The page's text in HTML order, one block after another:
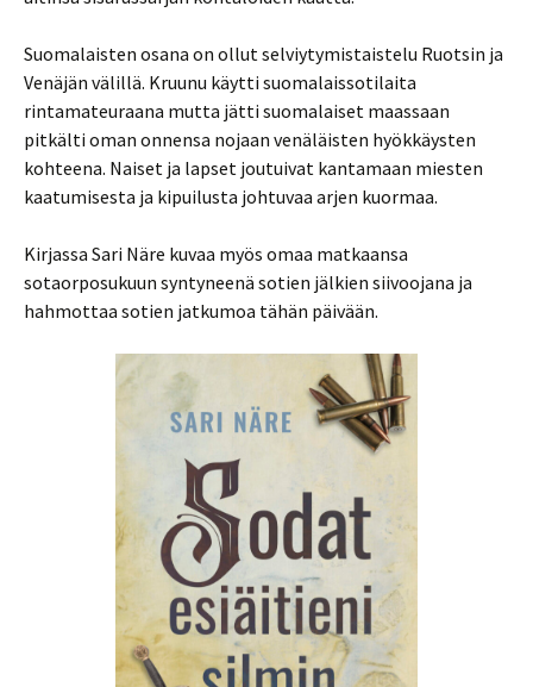
Suomalaisten osana on ollut selviytymistaistelu Ruotsin ja
Venäjän välillä. Kruunu käytti suomalaissotilaita
rintamateuraana mutta jätti suomalaiset maassaan
pitkälti oman onnensa nojaan venäläisten hyökkäysten
kohteena. Naiset ja lapset joutuivat kantamaan miesten
kaatumisesta ja kipuilusta johtuvaa arjen kuormaa.
Kirjassa Sari Näre kuvaa myös omaa matkaansa
sotaorposukuun syntyneenä sotien jälkien siivoojana ja
hahmottaa sotien jatkumoa tähän päivään.